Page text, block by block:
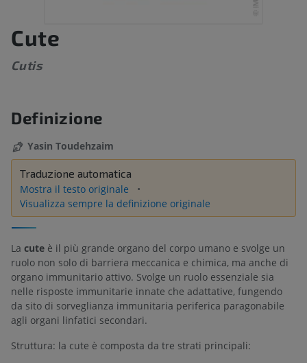
Cute
Cutis
Definizione
Yasin Toudehzaim
Traduzione automatica
Mostra il testo originale
Visualizza sempre la definizione originale
La cute è il più grande organo del corpo umano e svolge un
ruolo non solo di barriera meccanica e chimica, ma anche di
organo immunitario attivo. Svolge un ruolo essenziale sia
nelle risposte immunitarie innate che adattative, fungendo
da sito di sorveglianza immunitaria periferica paragonabile
agli organi linfatici secondari.
Struttura: la cute è composta da tre strati principali: